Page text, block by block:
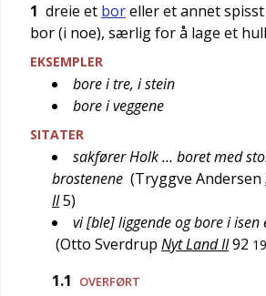
1 dreie et boreller et annet
bor (i noe), særlig for å lage et
EKSEMPLER
bore i tre, i stein
bore i veggene
SITATER
sakfører Holk … boret med
brostenene (Tryggve Andersen
II5)
vi [ble] liggende og bore i
(Otto Sverdrup Nyt Land II92
1.1
OVERFØRT